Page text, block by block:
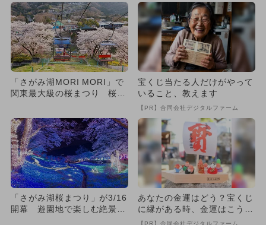
「さがみ湖MORI MORI」で
関東最大級の桜まつり 桜2,
宝くじ当たる人だけがやって
いること、教えます
【PR】合同会社デジタルファーム
「さがみ湖桜まつり」が3/16
開幕 遊園地で楽しむ絶景お
あなたの金運はどう？宝くじ
に縁がある時、金運はこう変
わる
【PR】合同会社デジタルファーム